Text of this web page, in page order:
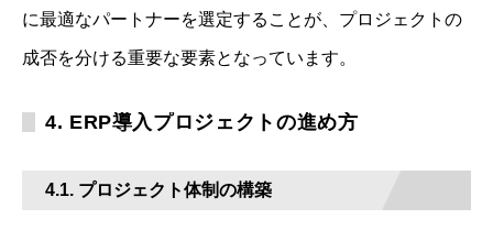
に最適なパートナーを選定することが、プロジェクトの
成否を分ける重要な要素となっています。
4. ERP導入プロジェクトの進め方
4.1. プロジェクト体制の構築